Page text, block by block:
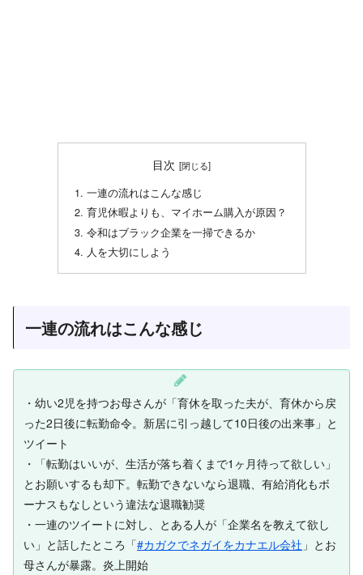
目次
一連の流れはこんな感じ
育児休暇よりも、マイホーム購入が原因？
令和はブラック企業を一掃できるか
人を大切にしよう
一連の流れはこんな感じ
・幼い2児を持つお母さんが「育休を取った夫が、育休から戻
った2日後に転勤命令。新居に引っ越して10日後の出来事」と
ツイート
・「転勤はいいが、生活が落ち着くまで1ヶ月待って欲しい」
とお願いするも却下。転勤できないなら退職、有給消化もボ
ーナスもなしという違法な退職勧奨
・一連のツイートに対し、とある人が「企業名を教えて欲し
い」と話したところ「#カガクでネガイをカナエル会社 」とお
母さんが暴露。炎上開始